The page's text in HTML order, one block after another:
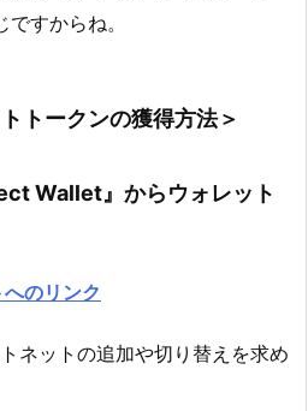
すからね。
トークンの獲得方法＞
Wallet』からウォレット
のリンク
ネットの追加や切り替えを求め